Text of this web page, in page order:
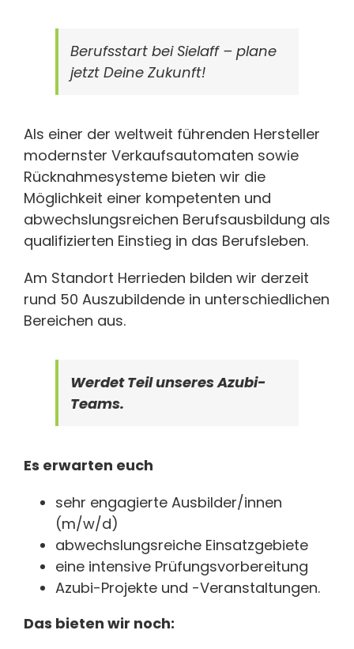
Berufsstart bei Sielaff – plane
jetzt Deine Zukunft!
Als einer der weltweit führenden Hersteller
modernster Verkaufsautomaten sowie
Rücknahmesysteme bieten wir die
Möglichkeit einer kompetenten und
abwechslungsreichen Berufsausbildung als
qualifizierten Einstieg in das Berufsleben.
Am Standort Herrieden bilden wir derzeit
rund 50 Auszubildende in unterschiedlichen
Bereichen aus.
Werdet Teil unseres Azubi-
Teams.
Es erwarten euch
sehr engagierte Ausbilder/innen
(m/w/d)
abwechslungsreiche Einsatzgebiete
eine intensive Prüfungsvorbereitung
Azubi-Projekte und -Veranstaltungen.
Das bieten wir noch: